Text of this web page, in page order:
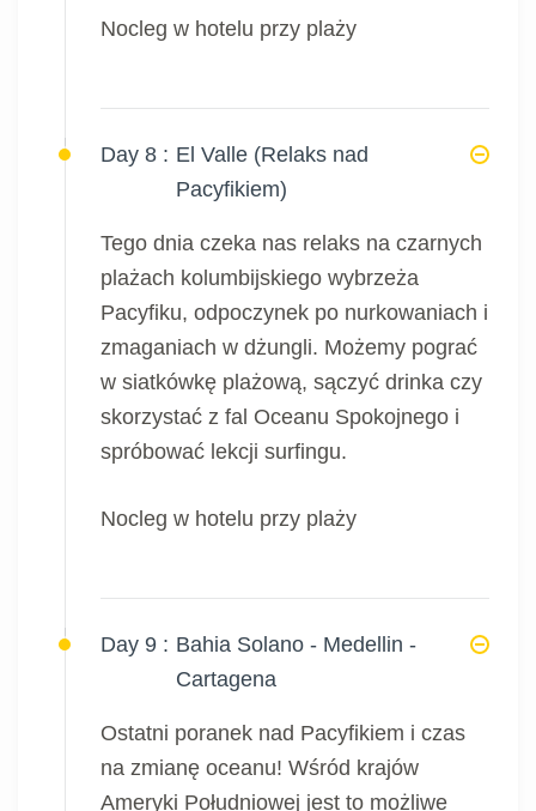
Nocleg w hotelu przy plaży
Day 8 : El Valle (Relaks nad
Pacyfikiem)
Tego dnia czeka nas relaks na czarnych
plażach kolumbijskiego wybrzeża
Pacyfiku, odpoczynek po nurkowaniach i
zmaganiach w dżungli. Możemy pograć
w siatkówkę plażową, sączyć drinka czy
skorzystać z fal Oceanu Spokojnego i
spróbować lekcji surfingu.
Nocleg w hotelu przy plaży
Day 9 : Bahia Solano - Medellin -
Cartagena
Ostatni poranek nad Pacyfikiem i czas
na zmianę oceanu! Wśród krajów
Ameryki Południowej jest to możliwe